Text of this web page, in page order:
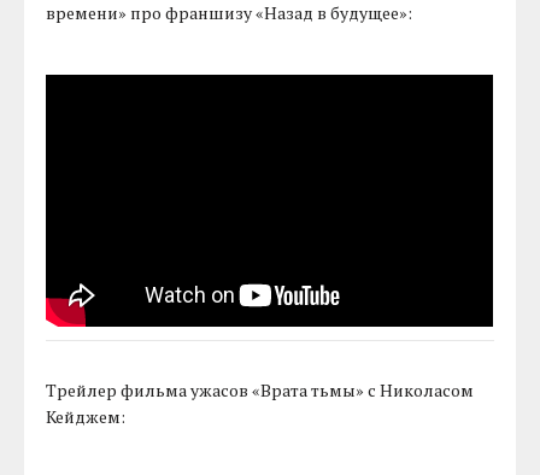
времени» про франшизу «Назад в будущее»:
Трейлер фильма ужасов «Врата тьмы» с Николасом
Кейджем: